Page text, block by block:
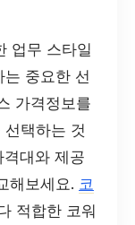
업무 스타일
중요한 선
가격정보를
택하는 것
대와 제공
해보세요. 코
적합한 코워